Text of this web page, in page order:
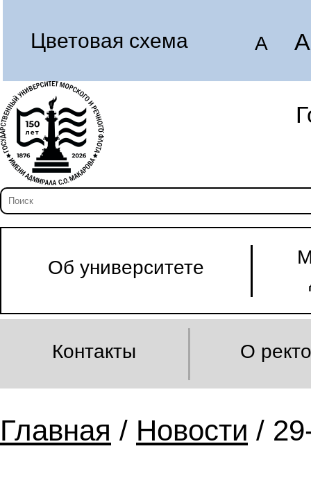
Цветовая схема A A
Об университете
Контакты О
Главная / Новости /